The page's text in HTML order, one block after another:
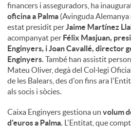
financers i asseguradors, ha
oficina a Palma (Avinguda Alemanya
estat presidit perJaime Martínez
acompanyat per Félix Masjuan,
Enginyers, i Joan Cavallé, director
Enginyers. També han assistit
Mateu Oliver, degà del Col·legi
de les Balears, des d'on fins ara
als socis i sòcies.
Caixa Enginyers gestiona un volum
d'euros a Palma. L'Entitat, que